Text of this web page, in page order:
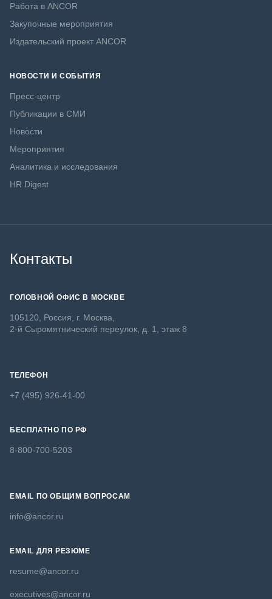
Работа в ANCOR
Закупочные мероприятия
Издательский проект ANCOR
НОВОСТИ И СОБЫТИЯ
Пресс-центр
Публикации в СМИ
Новости
Мероприятия
Аналитика и исследования
HR Digest
Контакты
ГОЛОВНОЙ ОФИС В МОСКВЕ
105120, Россия, г. Москва,
2-й Сыромятнический переулок, д. 1, этаж 8
ТЕЛЕФОН
+7 (495) 926-41-00
БЕСПЛАТНО ПО РФ
8-800-700-5203
EMAIL ПО ОБЩИМ ВОПРОСАМ
info@ancor.ru
EMAIL ДЛЯ РЕЗЮМЕ
resume@ancor.ru
executives@ancor.ru